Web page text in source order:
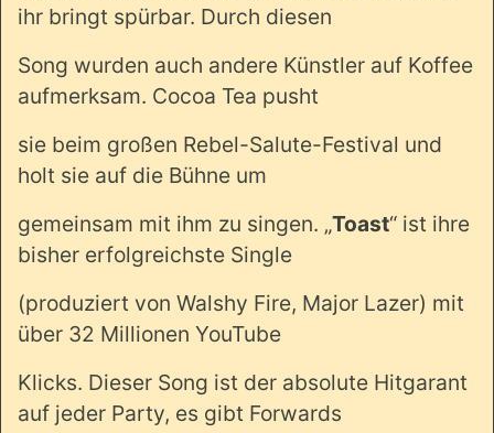
ihr bringt spürbar. Durch diesen
Song wurden auch andere Künstler auf Koffee
aufmerksam. Cocoa Tea pusht
sie beim großen Rebel-Salute-Festival und
holt sie auf die Bühne um
gemeinsam mit ihm zu singen. „Toast“ ist ihre
bisher erfolgreichste Single
(produziert von Walshy Fire, Major Lazer) mit
über 32 Millionen YouTube
Klicks. Dieser Song ist der absolute Hitgarant
auf jeder Party, es gibt Forwards